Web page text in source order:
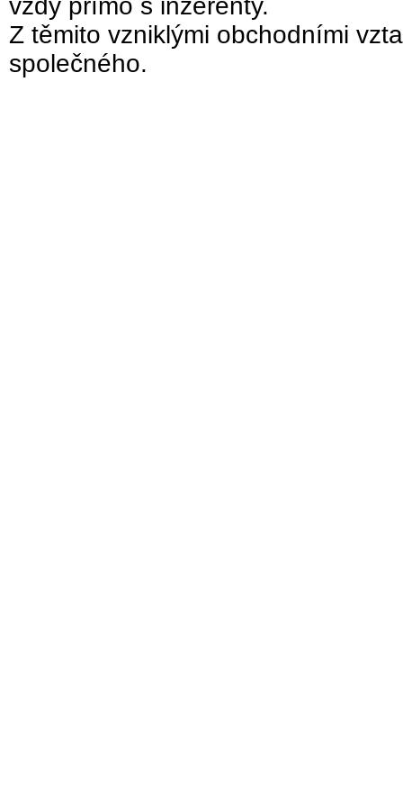
vždy přímo s inzerenty.
Z těmito vzniklými obchodními
společného.